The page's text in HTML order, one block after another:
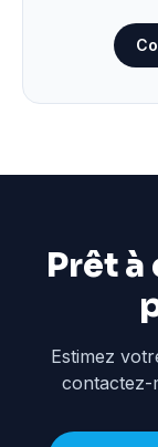
Prêt
Estimez
contactez-